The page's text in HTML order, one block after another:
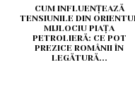
CUM INFLUENȚEAZĂ
TENSIUNILE DIN
MIJLOCIU PIAȚA
PETROLIERĂ: CE POT
PREZICE ROMÂNII ÎN
LEGĂTURĂ...